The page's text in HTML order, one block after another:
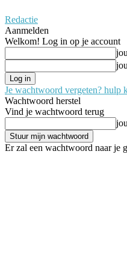
Redactie
Aanmelden
Welkom! Log in op je account
Je wachtwoord vergeten? hulp
Wachtwoord herstel
Vind je wachtwoord terug
Er zal een wachtwoord naar je